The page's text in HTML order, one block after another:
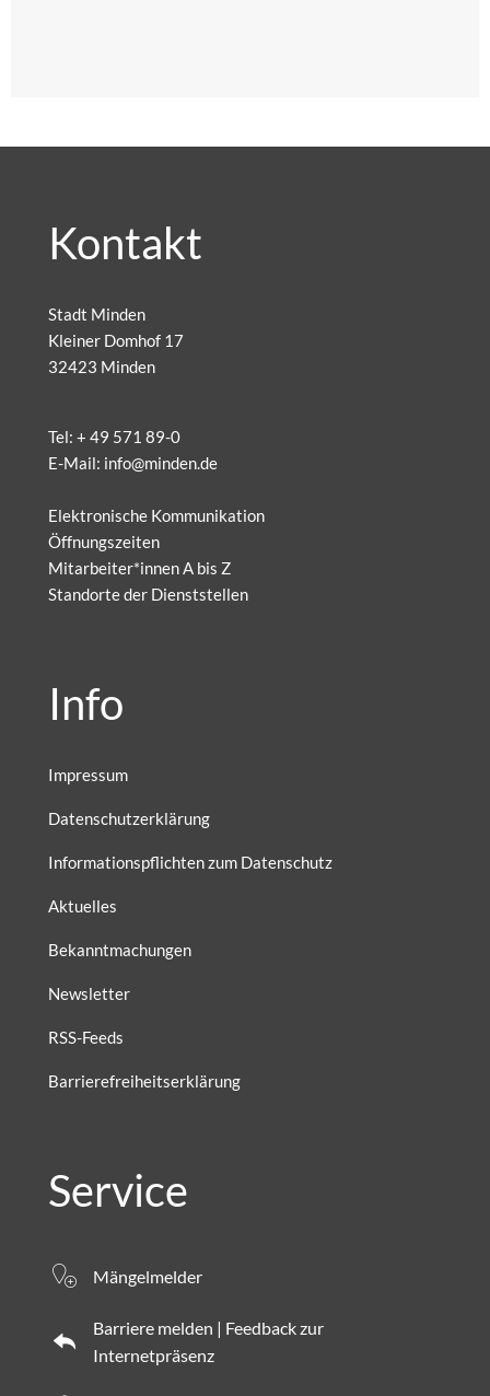
Kontakt
Stadt Minden
Kleiner Domhof 17
32423 Minden
Tel: + 49 571 89-0
E-Mail: info@minden.de
Elektronische Kommunikation
Öffnungszeiten
Mitarbeiter*innen A bis Z
Standorte der Dienststellen
Info
Impressum
Datenschutzerklärung
Informationspflichten zum Datenschutz
Aktuelles
Bekanntmachungen
Newsletter
RSS-Feeds
Barrierefreiheitserklärung
Service
Mängelmelder
Barriere melden | Feedback zur
Internetpräsenz